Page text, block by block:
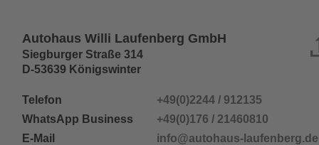
Autohaus Willi Laufenberg GmbH
Siegburger Straße 314
D-53639 Königswinter
Telefon
+49(0)2244 / 912135
WhatsApp Business
+49(0)176 / 21460810
E-Mail
info@autohaus-laufenberg.de